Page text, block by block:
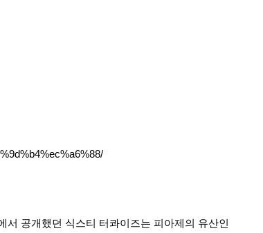
공개했던 식스티 터콰이즈는 피아제의 유산인